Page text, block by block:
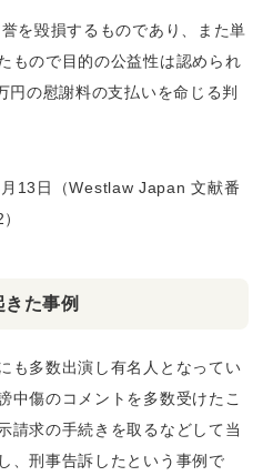
を毀損するものであり、また単
もので目的の公益性は認められ
円の慰謝料の支払いを命じる判
13日（Westlaw Japan 文献番
た事例
も多数出演し有名人となってい
中傷のコメントを多数受けたこ
請求の手続きを取るなどして当
、刑事告訴したという事例で